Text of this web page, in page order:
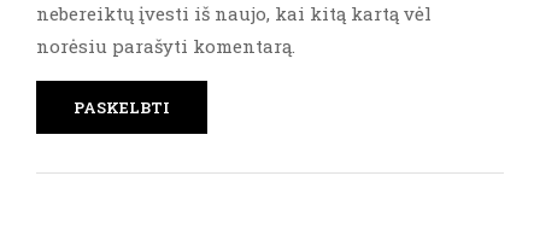
nebereiktų įvesti iš naujo, kai kitą kartą vėl
norėsiu parašyti komentarą.